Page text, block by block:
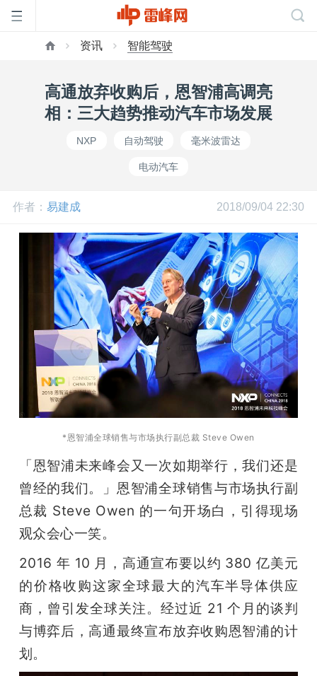
页
网
公
开
活
中
心
GAIR
专
资讯 智能驾驶
高通放弃收购后，恩智浦高调亮
相：三大趋势推动汽车市场发展
NXP 自动驾驶 毫米波雷达
电动汽车
作者： 易建成 2018/09/04 22:30
*恩智浦全球销售与市场执行副总裁 Steve Owen
「恩智浦未来峰会又一次如期举行，我们还是
曾经的我们。」恩智浦全球销售与市场执行副
总裁 Steve Owen 的一句开场白，引得现场
观众会心一笑。
2016 年 10 月，高通宣布要以约 380 亿美元
的价格收购这家全球最大的汽车半导体供应
商，曾引发全球关注。经过近 21 个月的谈判
与博弈后，高通最终宣布放弃收购恩智浦的计
划。